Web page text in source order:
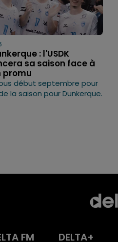
: l'USDK
sa saison face à
promu
début septembre pour
la saison pour Dunkerque.
FM DELTA+